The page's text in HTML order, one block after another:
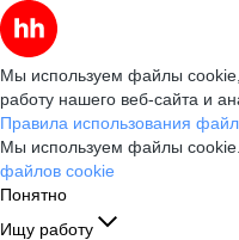
Мы используем файлы
работу нашего веб-сайта и
Правила использования
Мы используем файлы cookie.
файлов cookie
Понятно
Ищу работу